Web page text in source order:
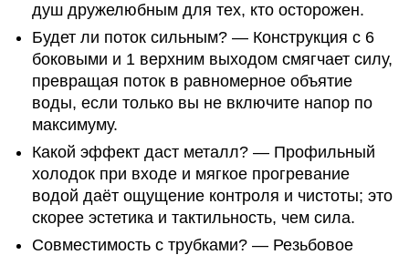
душ дружелюбным для тех, кто осторожен.
Будет ли поток сильным? — Конструкция с 6
боковыми и 1 верхним выходом смягчает силу,
превращая поток в равномерное объятие
воды, если только вы не включите напор по
максимуму.
Какой эффект даст металл? — Профильный
холодок при входе и мягкое прогревание
водой даёт ощущение контроля и чистоты; это
скорее эстетика и тактильность, чем сила.
Совместимость с трубками? — Резьбовое